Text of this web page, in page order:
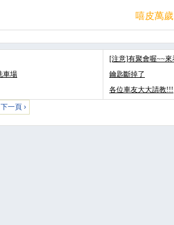
嘻皮萬
車場
[注意]有聚會喔~~來
鑰匙斷掉了
各位車友大大請教!!!
下一頁 ›